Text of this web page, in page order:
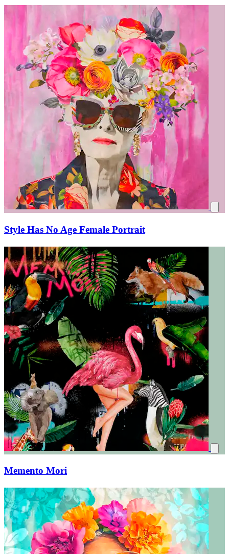
Style Has No Age Female Portrait
Memento Mori